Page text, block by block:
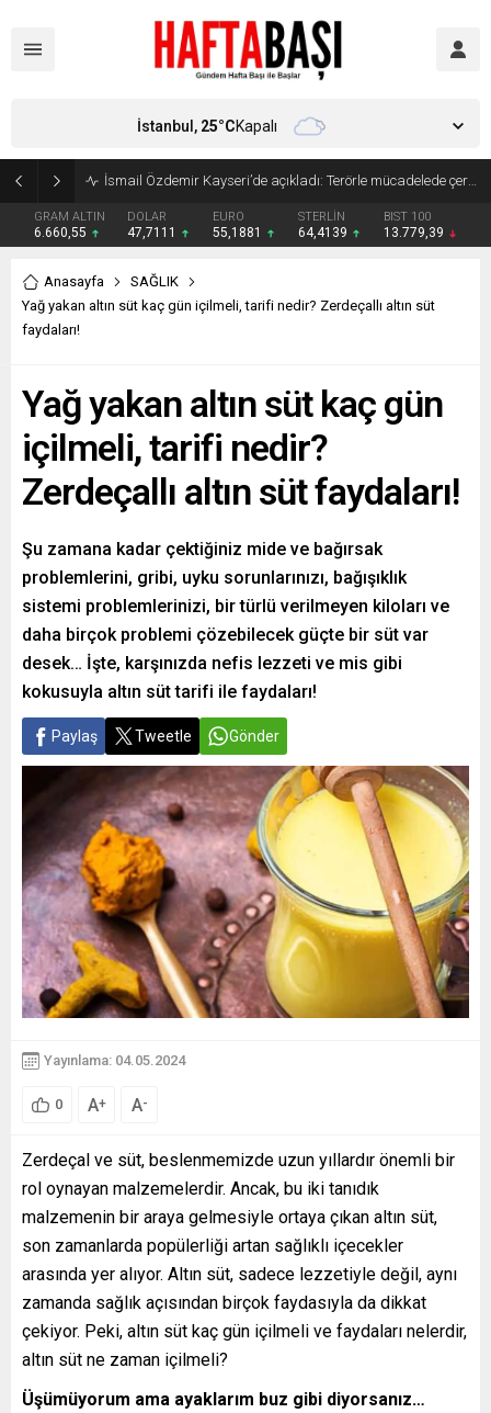
Süleyman Soylu ‘çok korktum’ deyip ilk kez açıkladı: En büyük tehdit dışarısıdır!
GRAM ALTIN
6.660,55
DOLAR
47,7111
EURO
55,1881
STERLİN
64,4139
BIST 100
13.779,39
İstanbul, 25°CKapalı
Anasayfa
SAĞLIK
Yağ yakan altın süt kaç gün içilmeli, tarifi nedir? Zerdeçallı altın süt
faydaları!
Yağ yakan altın süt kaç gün
içilmeli, tarifi nedir?
Zerdeçallı altın süt faydaları!
Şu zamana kadar çektiğiniz mide ve bağırsak
problemlerini, gribi, uyku sorunlarınızı, bağışıklık
sistemi problemlerinizi, bir türlü verilmeyen kiloları ve
daha birçok problemi çözebilecek güçte bir süt var
desek… İşte, karşınızda nefis lezzeti ve mis gibi
kokusuyla altın süt tarifi ile faydaları!
Paylaş Tweetle Gönder
Yayınlama: 04.05.2024
0 A+ A-
Zerdeçal ve süt, beslenmemizde uzun yıllardır önemli bir
rol oynayan malzemelerdir. Ancak, bu iki tanıdık
malzemenin bir araya gelmesiyle ortaya çıkan altın süt,
son zamanlarda popülerliği artan sağlıklı içecekler
arasında yer alıyor. Altın süt, sadece lezzetiyle değil, aynı
zamanda sağlık açısından birçok faydasıyla da dikkat
çekiyor. Peki, altın süt kaç gün içilmeli ve faydaları nelerdir,
altın süt ne zaman içilmeli?
Üşümüyorum ama ayaklarım buz gibi diyorsanız…